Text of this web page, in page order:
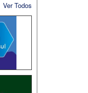
Ver Todos